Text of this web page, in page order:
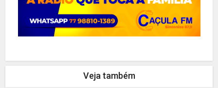
Veja também